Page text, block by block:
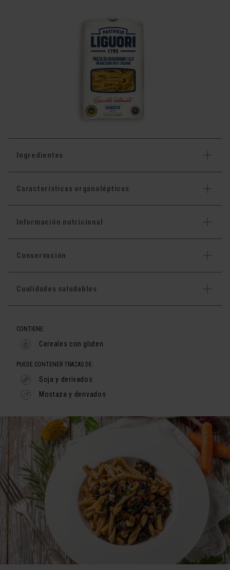
Ingredientes
Características organolépticas
Información nutricional
Conservación
Cualidades saludables
CONTIENE:
Cereales con gluten
PUEDE CONTENER TRAZAS DE:
Soja y derivados
Mostaza y derivados